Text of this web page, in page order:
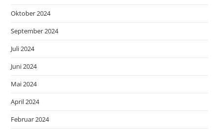
Oktober 2024
September 2024
Juli 2024
Juni 2024
Mai 2024
April 2024
Februar 2024